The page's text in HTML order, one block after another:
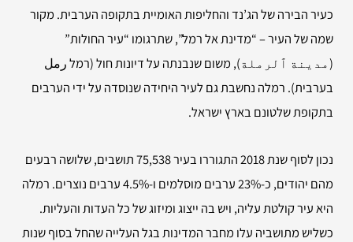
כעיר הבירה של הג’נד והחליפות האומיית בתקופה הערבית. מקור
שמה של העיר – “מדינת אל רמל”, שתרגומו “עיר החולות”
(مدينة ٱلرملة), משום שנבנתה על דיונות חול (רמל رمل
בערבית). רמלה נחשבת גם לעיר היחידה שנוסדה על ידי הערבים
בתקופת שלטונם בארץ ישראל.
נכון לסוף שנת 2018 התגוררו בעיר 75,538 תושבים, שלושה רבעים
מהם יהודים, כ-23% ערבים מוסלמים ו-4.5% ערבים נוצרים. רמלה
היא עיר קולטת עליה, ויש בה ייצוג ומיזוג של כל העדות והעליות.
כשליש מתושביה עלו מחבר המדינות בגל העלייה שהחל בסוף שנות